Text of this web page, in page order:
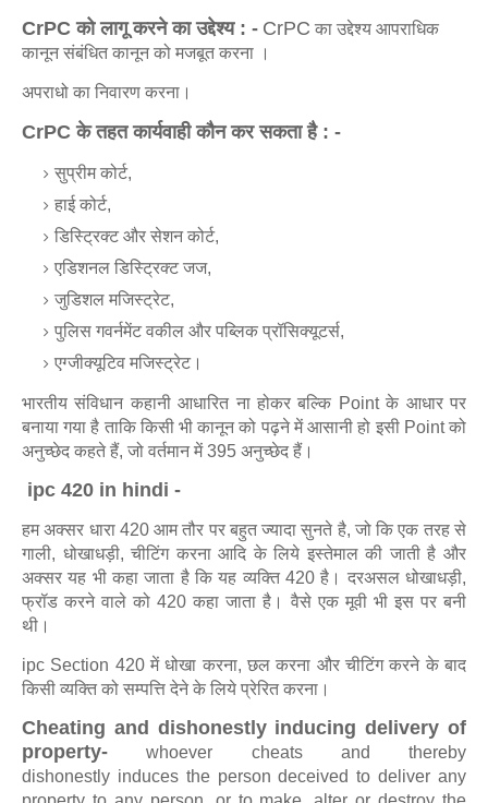
CrPC को लागू करने का उद्देश्य : - CrPC का उद्देश्य आपराधिक
कानून संबंधित कानून को मजबूत करना ।
अपराधो का निवारण करना।
CrPC के तहत कार्यवाही कौन कर सकता है : -
सुप्रीम कोर्ट,
हाई कोर्ट,
डिस्ट्रिक्ट और सेशन कोर्ट,
एडिशनल डिस्ट्रिक्ट जज,
जुडिशल मजिस्ट्रेट,
पुलिस गवर्नमेंट वकील और पब्लिक प्रॉसिक्यूटर्स,
एग्जीक्यूटिव मजिस्ट्रेट।
भारतीय संविधान कहानी आधारित ना होकर बल्कि Point के आधार पर
बनाया गया है ताकि किसी भी कानून को पढ़ने में आसानी हो इसी Point को
अनुच्छेद कहते हैं, जो वर्तमान में 395 अनुच्छेद हैं।
ipc 420 in hindi -
हम अक्सर धारा 420 आम तौर पर बहुत ज्यादा सुनते है, जो कि एक तरह से
गाली, धोखाधड़ी, चीटिंग करना आदि के लिये इस्तेमाल की जाती है और
अक्सर यह भी कहा जाता है कि यह व्यक्ति 420 है। दरअसल धोखाधड़ी,
फ्रॉड करने वाले को 420 कहा जाता है। वैसे एक मूवी भी इस पर बनी
थी।
ipc Section 420 में धोखा करना, छल करना और चीटिंग करने के बाद
किसी व्यक्ति को सम्पत्ति देने के लिये प्रेरित करना।
Cheating and dishonestly inducing delivery of
property- whoever cheats and thereby
dishonestly induces the person deceived to deliver any